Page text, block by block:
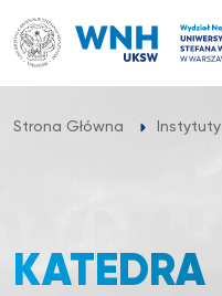
do
treści
Strona Główna Instytuty
KATEDRA